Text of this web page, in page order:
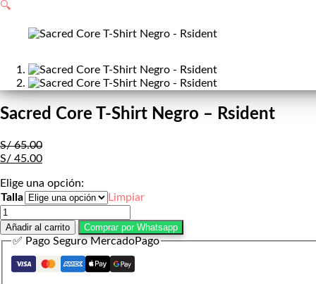
🔍
Sacred Core T-Shirt Negro – Rsident
S/65.00
S/ 45.00
Elige una opción:
Talla
Limpiar
Sacred
Core
T-
Negro
Añadir al carrito Comprar por Whatsapp
✅ Pago Seguro MercadoPago